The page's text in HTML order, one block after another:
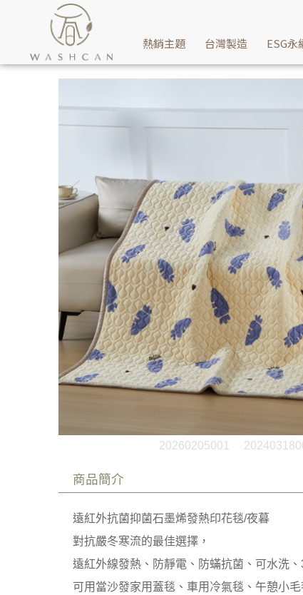
抵抗嚴冬就是來件抗菌防靜電的遠紅外發熱石墨烯發熱印花
熱銷主題 台灣製造 ESG永
20260205001
商品簡介
遠紅外抗菌抑菌石墨烯發熱印花毯/夜暮
對抗嚴冬寒流的最佳選擇，
遠紅外線發熱、防靜電、防蟎抗菌、可水洗
可用當沙發家用蓋毯、車用冷氣毯、午憩小